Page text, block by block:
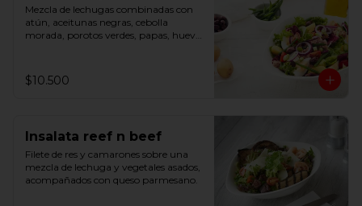
Mezcla de lechugas combinadas con
atún, aceitunas negras, cebolla
morada, porotos verdes, papas, huevo
$10.500
Insalata reef n beef
Filete de res y camarones sobre una
mezcla de lechuga y vegetales asados,
acompañados con queso parmesano.